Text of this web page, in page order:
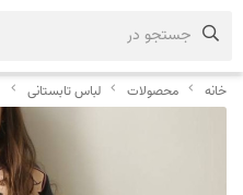
خانه محصولات لباس تابستانی
جستجو در